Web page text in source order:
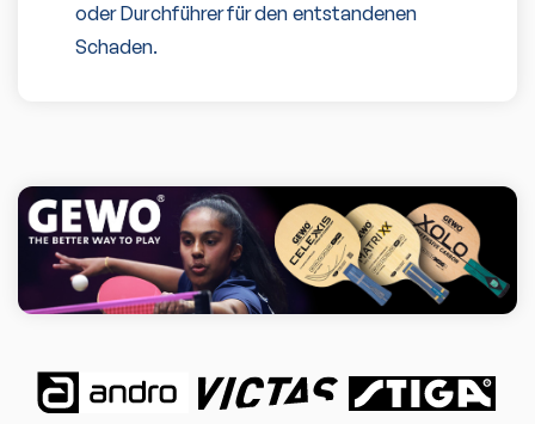
oder Durchführer für den entstandenen
Schaden.